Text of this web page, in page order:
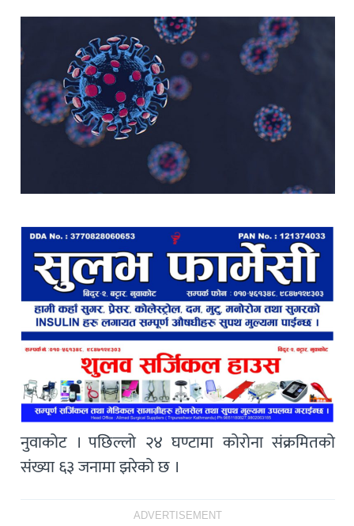
नुवाकोट । पछिल्लो २४ घण्टामा कोरोना संक्रमितको
संख्या ६३ जनामा झरेको छ ।
ADVERTISEMENT